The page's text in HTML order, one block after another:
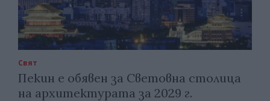
Свят
Пекин е обявен за Световна столица
на архитектурата за 2029 г.